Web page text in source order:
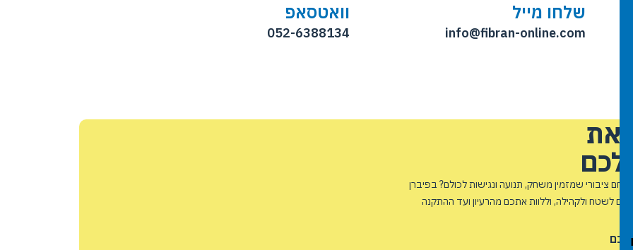
שלחו מייל
info@fibran-online.com
וואטסאפ
052-6388134
את
ציבורי שמזמין משחק, תנועה ונגישות לכולם? בפיברן
לשטח ולקהילה, וללוות אתכם מהרעיון ועד ההתקנה